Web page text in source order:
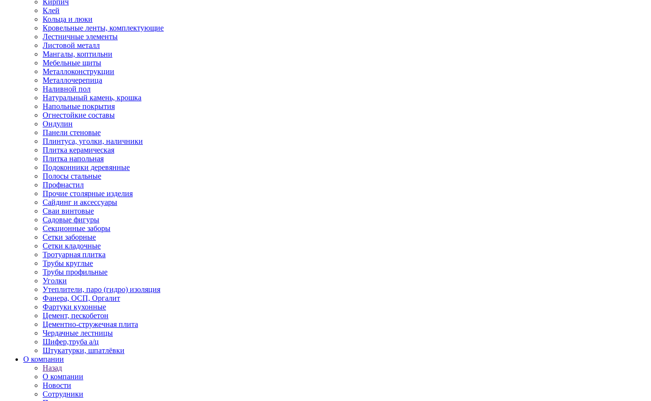
Кирпич
Клей
Кольца и люки
Кровельные ленты, комплектующие
Лестничные элементы
Листовой металл
Мангалы, коптильни
Мебельные щиты
Металлоконструкции
Металлочерепица
Наливной пол
Натуральный камень, крошка
Напольные покрытия
Огнестойкие составы
Ондулин
Панели стеновые
Плинтуса, уголки, наличники
Плитка керамическая
Плитка напольная
Подоконники деревянные
Полосы стальные
Профнастил
Прочие столярные изделия
Сайдинг и аксессуары
Сваи винтовые
Садовые фигуры
Секционные заборы
Сетки заборные
Сетки кладочные
Тротуарная плитка
Трубы круглые
Трубы профильные
Уголки
Утеплители, паро (гидро) изоляция
Фанера, ОСП, Оргалит
Фартуки кухонные
Цемент, пескобетон
Цементно-стружечная плита
Чердачные лестницы
Шифер,труба а/ц
Штукатурки, шпатлёвки
О компании
Назад
О компании
Новости
Сотрудники